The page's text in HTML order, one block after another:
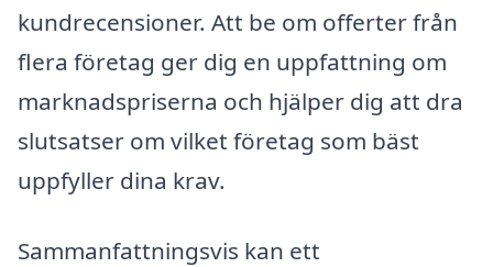
kundrecensioner. Att be om offerter från
flera företag ger dig en uppfattning om
marknadspriserna och hjälper dig att dra
slutsatser om vilket företag som bäst
uppfyller dina krav.
Sammanfattningsvis kan ett